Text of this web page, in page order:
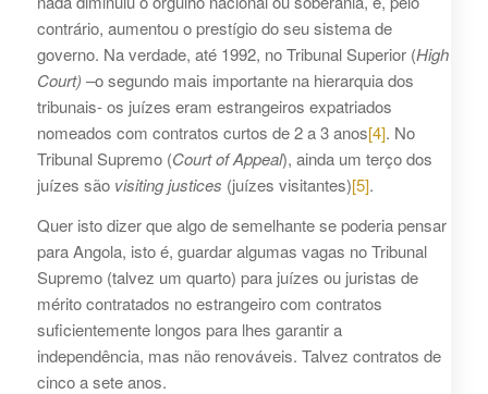
contrário, aumentou o prestígio do seu sistema de
governo. Na verdade, até 1992, no Tribunal Superior (High
Court) –o segundo mais importante na hierarquia dos
tribunais- os juízes eram estrangeiros expatriados
nomeados com contratos curtos de 2 a 3 anos[4]. No
Tribunal Supremo (Court of Appeal), ainda um terço dos
juízes são visiting justices (juízes visitantes)[5].
Quer isto dizer que algo de semelhante se poderia pensar
para Angola, isto é, guardar algumas vagas no Tribunal
Supremo (talvez um quarto) para juízes ou juristas de
mérito contratados no estrangeiro com contratos
suficientemente longos para lhes garantir a
independência, mas não renováveis. Talvez contratos de
cinco a sete anos.